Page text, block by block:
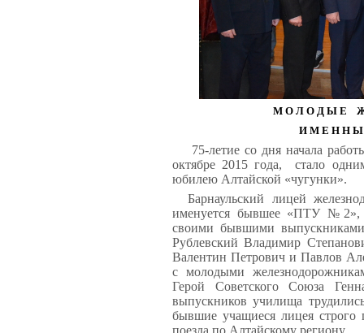
М О Л О Д Ы Е Ж
И М Е Н Н
75-летие со дня начала
октябре 2015 года, стало
юбилею Алтайской «чугунки».
Барнаульский лицей
именуется бывшее «ПТУ №2»,
своими бывшими
Рублевский Владимир
Валентин Петрович и Павлов
с молодыми
Герой Советского Союза
выпускников училища
бывшие учащиеся лицея